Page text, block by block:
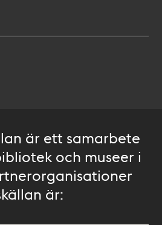
är ett samarbete
och museer i
är: